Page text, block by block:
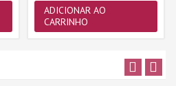
ADICIONAR AO
CARRINHO